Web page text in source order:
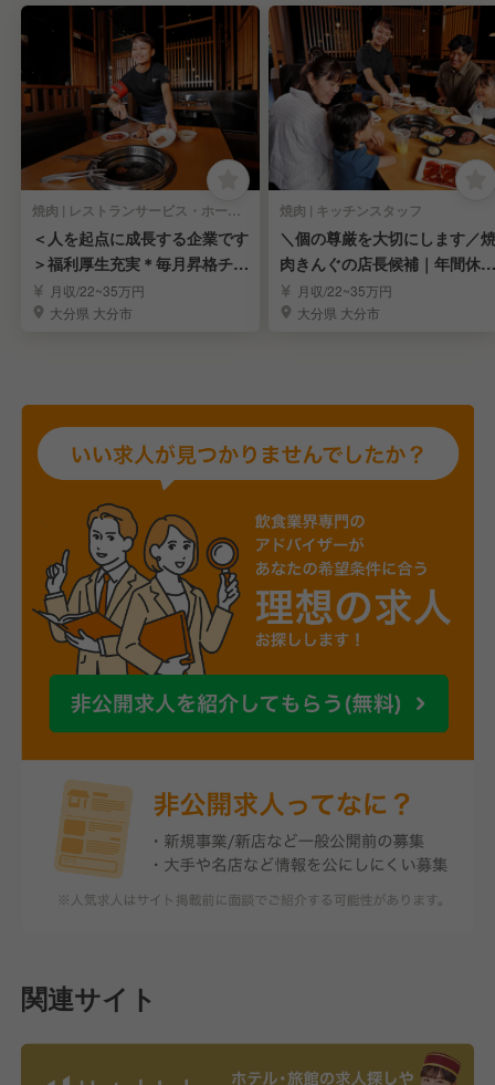
焼肉 | レストランサービス・ホールスタッフ
＜人を起点に成長する企業です
＞福利厚生充実＊毎月昇格チャ
ンス＊固定残業無し
月収/22~35万円
大分県 大分市
焼肉 | キッチンスタッフ
＼個の尊厳を大切にします／焼
肉きんぐの店長候補｜年間休1
18日＊未経験OK
月収/22~35万円
大分県 大分市
関連サイト